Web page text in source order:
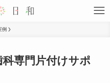
例
科専門片付けサポ